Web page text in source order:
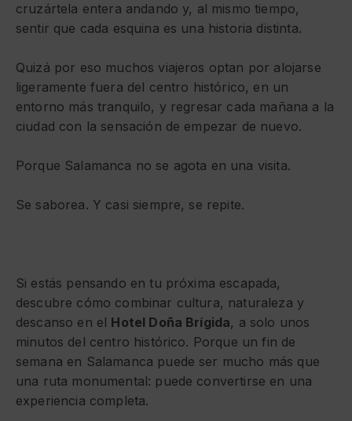
cruzártela entera andando y, al mismo tiempo,
sentir que cada esquina es una historia distinta.
Quizá por eso muchos viajeros optan por alojarse
ligeramente fuera del centro histórico, en un
entorno más tranquilo, y regresar cada mañana a la
ciudad con la sensación de empezar de nuevo.
Porque Salamanca no se agota en una visita.
Se saborea. Y casi siempre, se repite.
Si estás pensando en tu próxima escapada,
descubre cómo combinar cultura, naturaleza y
descanso en el Hotel Doña Brígida, a solo unos
minutos del centro histórico. Porque un fin de
semana en Salamanca puede ser mucho más que
una ruta monumental: puede convertirse en una
experiencia completa.